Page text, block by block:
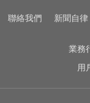
環法
聯絡我們 新聞自律
業務
用